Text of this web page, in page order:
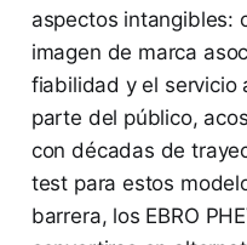
aspectos intangibles:
imagen de marca
fiabilidad y el servicio
parte del público,
con décadas de
test para estos
barrera, los EBRO